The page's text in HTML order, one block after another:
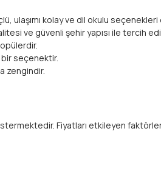
ulaşımı kolay ve dil okulu seçenekleri
ve güvenli şehir yapısı ile tercih
bir seçenektir.
zengindir.
Fiyatları etkileyen